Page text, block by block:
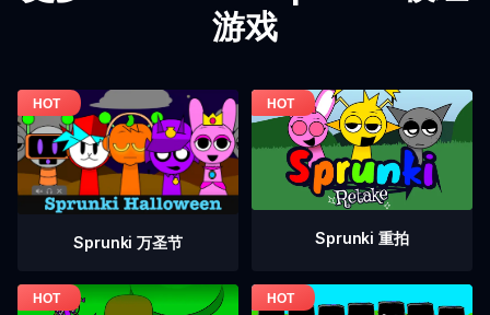
游戏
Sprunki 万圣节 Sprunki 重拍